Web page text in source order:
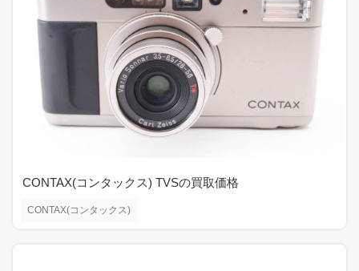
CONTAX(コンタックス)
CONTAX(コンタックス) TVSの買取価格